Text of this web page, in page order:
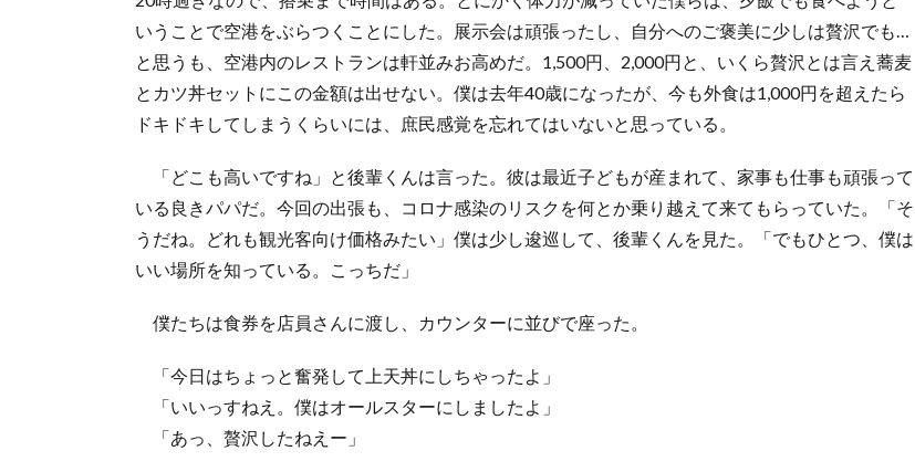
いうことで空港をぶらつくことにした。展示会は頑張ったし、自分へのご褒美に少しは贅沢でも…
と思うも、空港内のレストランは軒並みお高めだ。1,500円、2,000円と、いくら贅沢とは言え蕎麦
とカツ丼セットにこの金額は出せない。僕は去年40歳になったが、今も外食は1,000円を超えたら
ドキドキしてしまうくらいには、庶民感覚を忘れてはいないと思っている。
「どこも高いですね」と後輩くんは言った。彼は最近子どもが産まれて、家事も仕事も頑張って
いる良きパパだ。今回の出張も、コロナ感染のリスクを何とか乗り越えて来てもらっていた。「そ
うだね。どれも観光客向け価格みたい」僕は少し逡巡して、後輩くんを見た。「でもひとつ、僕は
いい場所を知っている。こっちだ」
僕たちは食券を店員さんに渡し、カウンターに並びで座った。
「今日はちょっと奮発して上天丼にしちゃったよ」
「いいっすねえ。僕はオールスターにしましたよ」
「あっ、贅沢したねえー」